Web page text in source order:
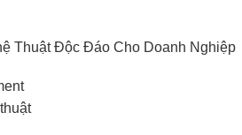
Thuật Độc Đáo Cho Doanh Nghiệp